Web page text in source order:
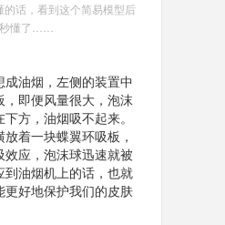
的话，看到这个简易模型后
懂了……
油烟，左侧的装置中
，即便风量很大，泡沫
方，油烟吸不起来。
着一块蝶翼环吸板，
应，泡沫球迅速就被
到油烟机上的话，也就
更好地保护我们的皮肤